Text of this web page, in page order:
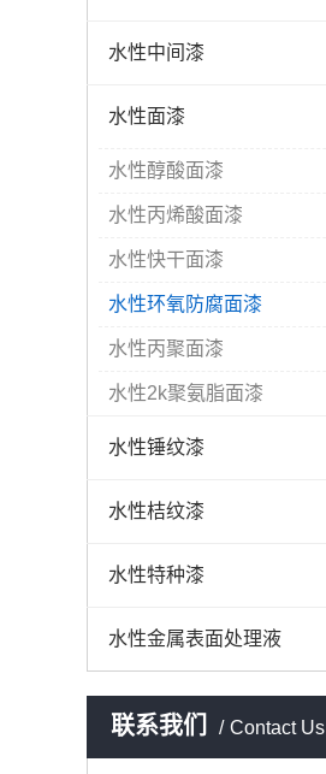
水性中间漆
水性面漆
水性醇酸面漆
水性丙烯酸面漆
水性快干面漆
水性环氧防腐面漆
水性丙聚面漆
水性2k聚氨脂面漆
水性锤纹漆
水性桔纹漆
水性特种漆
水性金属表面处理液
联系我们 Contact Us